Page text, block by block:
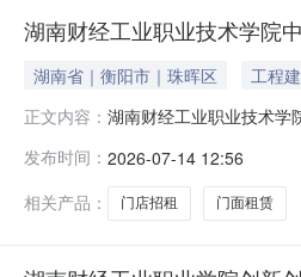
湖南财经工业职业技术学院
湖南省｜衡阳市｜珠晖区 工程
正文内容： 湖南财经工业职业技术学
发布时间： 2026-07-14 12:56
相关产品：
门店招租 门面租赁